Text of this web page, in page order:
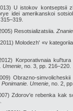
U istokov kontseptsii
idei amerikanskoi
Resotsializatsiia .
Molodezh' «v
Korporativnaia
Umenie , no. 3, pp. 216–220.
Obrazno-
Ponimanie. Umenie , no. 2,
Zdorov'e rebenka kak